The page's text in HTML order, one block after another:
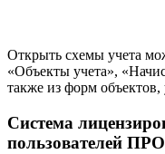
Открыть схемы учета
«Объекты учета»,
также из форм
Система
пользователей